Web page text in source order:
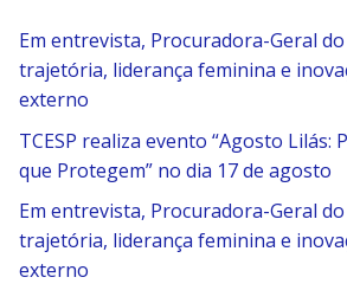
Em entrevista, Procuradora-Geral do
trajetória, liderança feminina e
externo
TCESP realiza evento “Agosto Lilás:
que Protegem” no dia 17 de agosto
Em entrevista, Procuradora-Geral do
trajetória, liderança feminina e
externo